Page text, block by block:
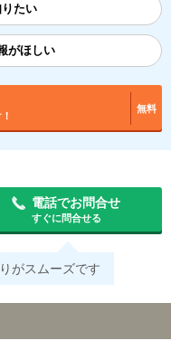
たい
がほしい
無料
電話でお問合せ
すぐに問合せる
がスムーズです